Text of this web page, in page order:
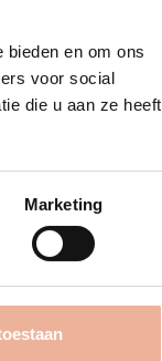
en om ons
voor social
die u aan ze heeft
Marketing